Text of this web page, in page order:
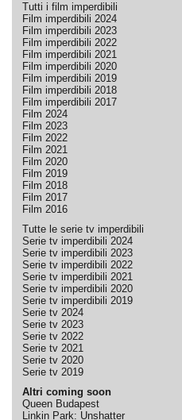
Tutti i film imperdibili
Film imperdibili 2024
Film imperdibili 2023
Film imperdibili 2022
Film imperdibili 2021
Film imperdibili 2020
Film imperdibili 2019
Film imperdibili 2018
Film imperdibili 2017
Film 2024
Film 2023
Film 2022
Film 2021
Film 2020
Film 2019
Film 2018
Film 2017
Film 2016
Tutte le serie tv imperdibili
Serie tv imperdibili 2024
Serie tv imperdibili 2023
Serie tv imperdibili 2022
Serie tv imperdibili 2021
Serie tv imperdibili 2020
Serie tv imperdibili 2019
Serie tv 2024
Serie tv 2023
Serie tv 2022
Serie tv 2021
Serie tv 2020
Serie tv 2019
Altri coming soon
Queen Budapest
Linkin Park: Unshatter